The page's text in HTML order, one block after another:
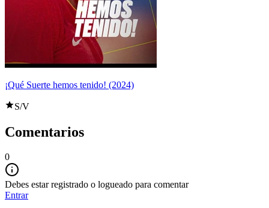
¡Qué Suerte hemos tenido! (2024)
S/V
Comentarios
0
Debes estar registrado o logueado para comentar
Entrar